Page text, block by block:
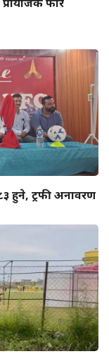
हुने, ट्रफी अनावरण